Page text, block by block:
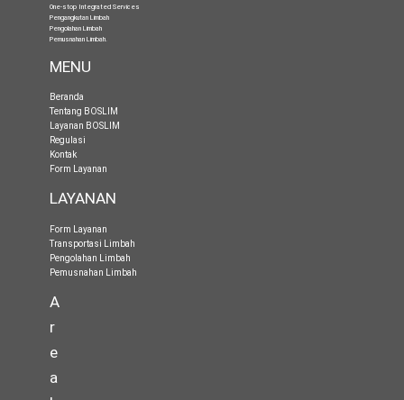
One-stop Integrated Services
Pengangkutan Limbah
Pengolahan Limbah
Pemusnahan Limbah.
MENU
Beranda
Tentang BOSLIM
Layanan BOSLIM
Regulasi
Kontak
Form Layanan
LAYANAN
Form Layanan
Transportasi Limbah
Pengolahan Limbah
Pemusnahan Limbah
A
r
e
a